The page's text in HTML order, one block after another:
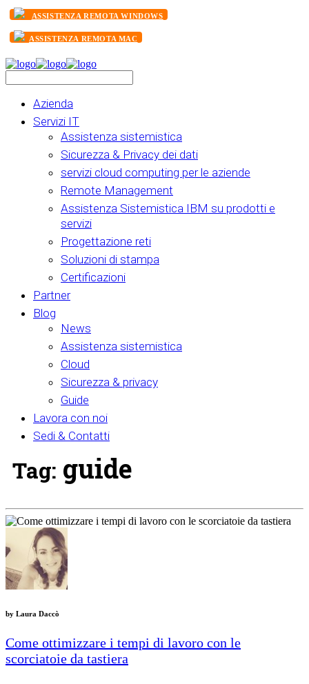
ASSISTENZA REMOTA WINDOWS
ASSISTENZA REMOTA MAC
Azienda
Servizi IT
Assistenza sistemistica
Sicurezza & Privacy dei dati
servizi cloud computing per le aziende
Remote Management
Assistenza Sistemistica IBM su prodotti e
servizi
Progettazione reti
Soluzioni di stampa
Certificazioni
Partner
Blog
News
Assistenza sistemistica
Cloud
Sicurezza & privacy
Guide
Lavora con noi
Sedi & Contatti
Tag: guide
by Laura Daccò
Come ottimizzare i tempi di lavoro con le
scorciatoie da tastiera